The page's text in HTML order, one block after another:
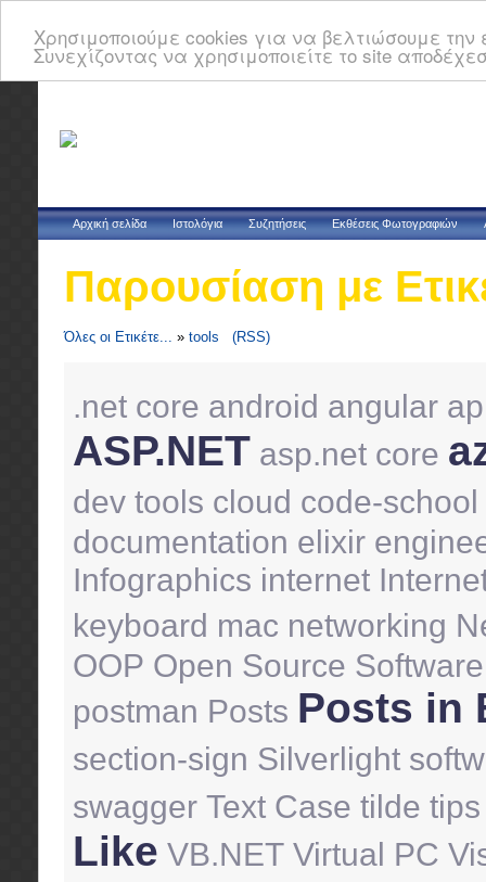
Χρησιμοποιούμε cookies για να βελτιώσουμε
Συνεχίζοντας να χρησιμοποιείτε το site
Αρχική σελίδα Ιστολόγια Συζητήσεις Εκθέσεις Φωτογραφιών
Παρουσίαση με
Όλες οι Ετικέτε... » tools (RSS)
.net core android angular
ASP.NET asp.net core
dev tools cloud code-school
documentation elixir
Infographics internet
keyboard mac networking
OOP Open Source Software
postman Posts Posts in
section-sign Silverlight
swagger Text Case tilde tips
Like VB.NET Virtual PC